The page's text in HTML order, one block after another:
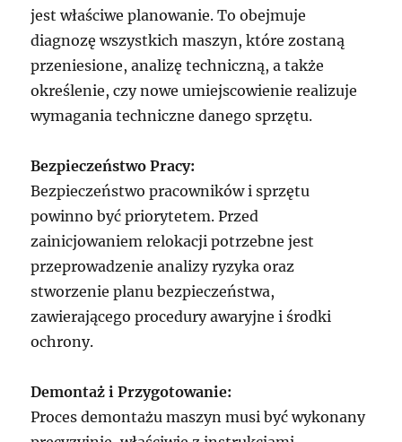
jest właściwe planowanie. To obejmuje
diagnozę wszystkich maszyn, które zostaną
przeniesione, analizę techniczną, a także
określenie, czy nowe umiejscowienie realizuje
wymagania techniczne danego sprzętu.
Bezpieczeństwo Pracy:
Bezpieczeństwo pracowników i sprzętu
powinno być priorytetem. Przed
zainicjowaniem relokacji potrzebne jest
przeprowadzenie analizy ryzyka oraz
stworzenie planu bezpieczeństwa,
zawierającego procedury awaryjne i środki
ochrony.
Demontaż i Przygotowanie:
Proces demontażu maszyn musi być wykonany